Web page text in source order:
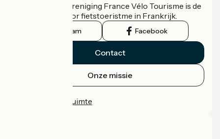
De nationale vereniging France Vélo Tourisme is de
officiële gids voor fietstoeristme in Frankrijk.
Instagram Facebook
Contact
Onze missie
Professionele ruimte